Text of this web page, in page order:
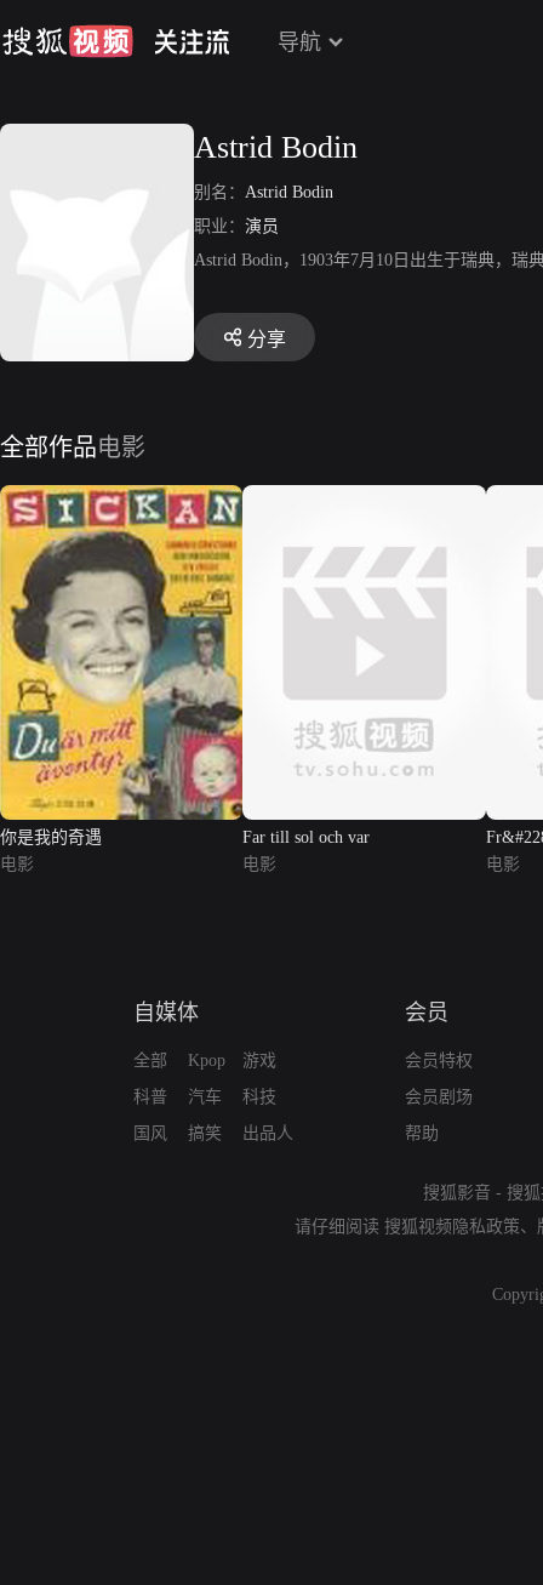
导航
Astrid Bodin
别名： Astrid Bodin
职业： 演员
Astrid Bodin，1903年7月10日出生于瑞典，
分享
全部作品电影
你是我的奇遇
电影
Far till sol och var
电影
电影
自媒体
全部
科普
国风
Kpop
汽车
搞笑
游戏
科技
出品人
会员
会员特权
会员剧场
帮助
搜狐影音 - 搜
请仔细阅读 搜狐视频隐私政策、